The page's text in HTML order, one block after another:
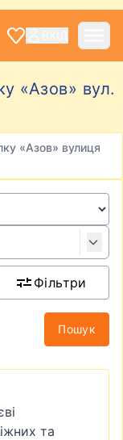
«Азов» вул.
«Азов» вулиця
Фільтри
Пошук
та